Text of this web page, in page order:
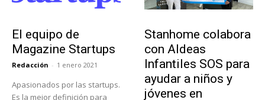
El equipo de
Magazine Startups
Redacción - 1 enero 2021
Apasionados por las startups.
Es la mejor definición para
Stanhome colabora
con Aldeas
Infantiles SOS para
ayudar a niños y
jóvenes en